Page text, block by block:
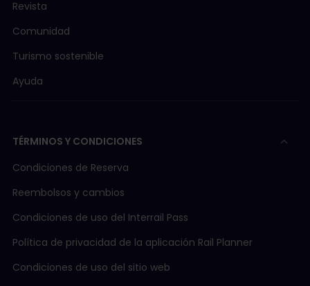
Revista
Comunidad
Turismo sostenible
Ayuda
TÉRMINOS Y CONDICIONES
Condiciones de Reserva
Reembolsos y cambios
Condiciones de uso del Interrail Pass
Política de privacidad de la aplicación Rail Planner
Condiciones de uso del sitio web